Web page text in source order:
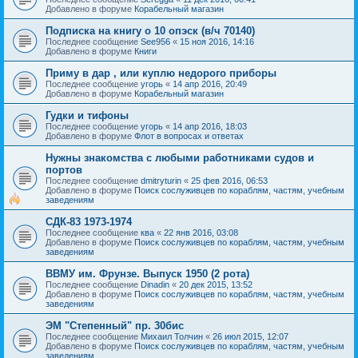
Добавлено в форуме Корабельный магазин
Подписка на книгу о 10 опэск (в/ч 70140)
Последнее сообщение See956 « 15 ноя 2016, 14:16
Добавлено в форуме Книги
Приму в дар , или куплю недорого приборы
Последнее сообщение угорь « 14 апр 2016, 20:49
Добавлено в форуме Корабельный магазин
Гудки и тифоны
Последнее сообщение угорь « 14 апр 2016, 18:03
Добавлено в форуме Флот в вопросах и ответах
Нужны знакомства с любыми работниками судов и
портов
Последнее сообщение dmitryturin « 25 фев 2016, 06:53
Добавлено в форуме Поиск сослуживцев по кораблям, частям, учебным
заведениям
СДК-83 1973-1974
Последнее сообщение ква « 22 янв 2016, 03:08
Добавлено в форуме Поиск сослуживцев по кораблям, частям, учебным
заведениям
ВВМУ им. Фрунзе. Выпуск 1950 (2 рота)
Последнее сообщение Dinadin « 20 дек 2015, 13:52
Добавлено в форуме Поиск сослуживцев по кораблям, частям, учебным
заведениям
ЭМ "Степенный" пр. 30бис
Последнее сообщение Михаил Толчин « 26 июл 2015, 12:07
Добавлено в форуме Поиск сослуживцев по кораблям, частям, учебным
заведениям